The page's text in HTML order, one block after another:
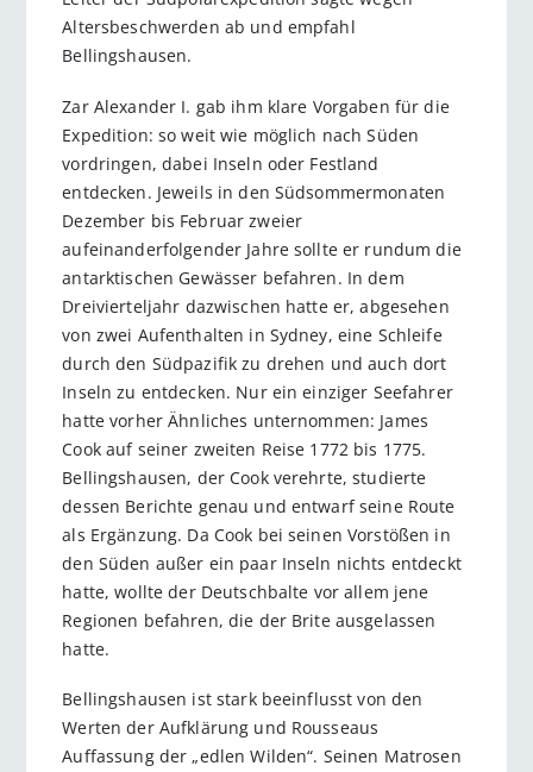
Altersbeschwerden ab und empfahl
Bellingshausen.
Zar Alexander I. gab ihm klare Vorgaben für die
Expedition: so weit wie möglich nach Süden
vordringen, dabei Inseln oder Festland
entdecken. Jeweils in den Südsommermonaten
Dezember bis Februar zweier
aufeinanderfolgender Jahre sollte er rundum die
antarktischen Gewässer befahren. In dem
Dreivierteljahr dazwischen hatte er, abgesehen
von zwei Aufenthalten in Sydney, eine Schleife
durch den Südpazifik zu drehen und auch dort
Inseln zu entdecken. Nur ein einziger Seefahrer
hatte vorher Ähnliches unternommen: James
Cook auf seiner zweiten Reise 1772 bis 1775.
Bellingshausen, der Cook verehrte, studierte
dessen Berichte genau und entwarf seine Route
als Ergänzung. Da Cook bei seinen Vorstößen in
den Süden außer ein paar Inseln nichts entdeckt
hatte, wollte der Deutschbalte vor allem jene
Regionen befahren, die der Brite ausgelassen
hatte.
Bellingshausen ist stark beeinflusst von den
Werten der Aufklärung und Rousseaus
Auffassung der „edlen Wilden“. Seinen Matrosen